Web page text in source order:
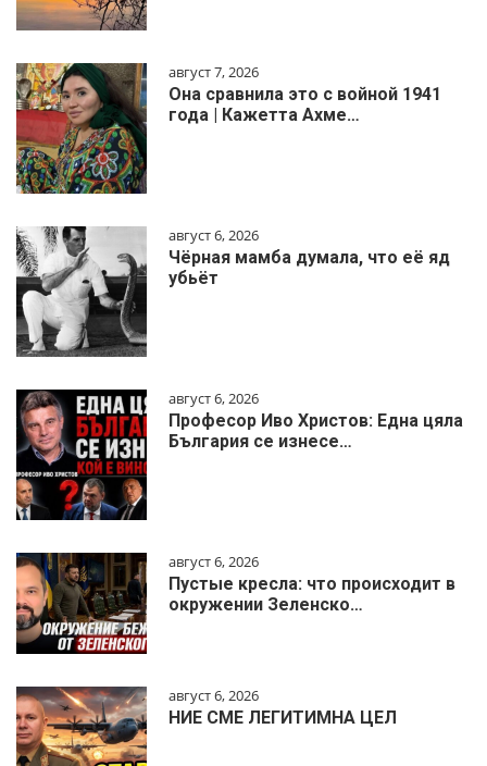
август 7, 2026
Она сравнила это с войной 1941
года | Кажетта Ахме…
август 6, 2026
Чёрная мамба думала, что её яд
убьёт
август 6, 2026
Професор Иво Христов: Една цяла
България се изнесе…
август 6, 2026
Пустые кресла: что происходит в
окружении Зеленско…
август 6, 2026
НИЕ СМЕ ЛЕГИТИМНА ЦЕЛ